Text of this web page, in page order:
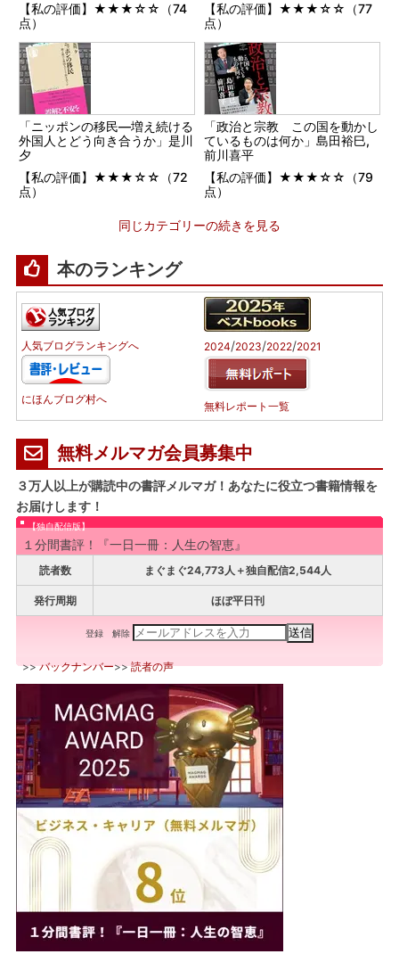
【私の評価】★★★☆☆（74
点）
【私の評価】★★★☆☆（77
点）
「ニッポンの移民―増え続ける
外国人とどう向き合うか」是川
夕
【私の評価】★★★☆☆（72
点）
「政治と宗教 この国を動かし
ているものは何か」島田裕巳,
前川喜平
【私の評価】★★★☆☆（79
点）
同じカテゴリーの続きを見る
本のランキング
人気ブログランキングへ
にほんブログ村へ
2024/2023/2022/2021
無料レポート一覧
無料メルマガ会員募集中
３万人以上が購読中の書評メルマガ！あなたに役立つ書籍情報を
お届けします！
【独自配信版】
１分間書評！『一日一冊：人生の智恵』
読者数 まぐまぐ24,773人＋独自配信2,544人
発行周期 ほぼ平日刊
登録 解除
>>バックナンバー>>読者の声